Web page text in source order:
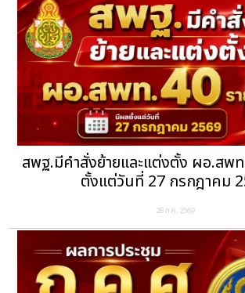
สพฐ.มีคำสั่งย้ายและแต่งตั้ง ผอ.สพ
ตั้งแต่วันที่ 27 กรกฎาคม
28 ก.ค. 2569